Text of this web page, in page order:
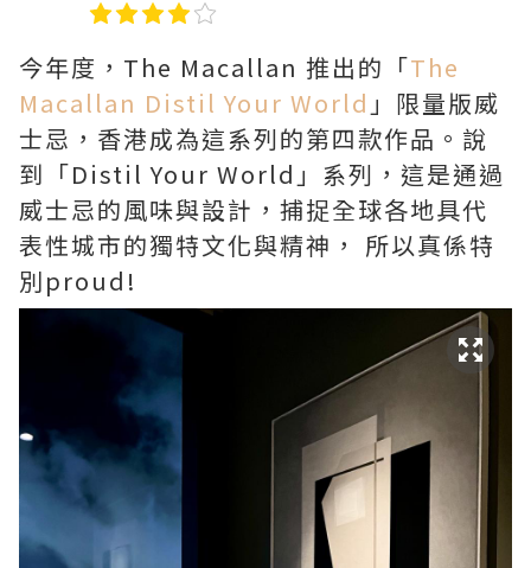
今年度，The Macallan 推出的「The
Macallan Distil Your World 」限量版威
士忌，香港成為這系列的第四款作品。說
到「Distil Your World」系列，這是通過
威士忌的風味與設計，捕捉全球各地具代
表性城市的獨特文化與精神， 所以真係特
別proud!